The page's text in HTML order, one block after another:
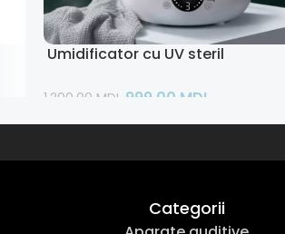
Umidificator cu UV sterilizare
1.200,00 MDL 999,00 MDL
Adaugă În Coș
Categorii